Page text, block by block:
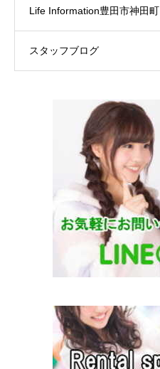
Life Information豊田市神田町
スタッフブログ